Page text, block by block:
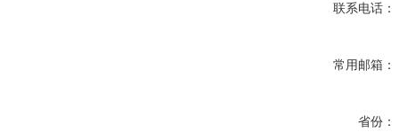
联系电话：
常用邮箱：
省份：